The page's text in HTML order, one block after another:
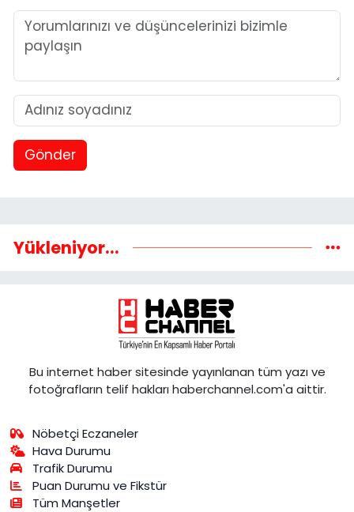
Gönder
Yükleniyor...
Bu internet haber sitesinde yayınlanan tüm yazı ve
fotoğrafların telif hakları haberchannel.com'a aittir.
Nöbetçi Eczaneler
Hava Durumu
Trafik Durumu
Puan Durumu ve Fikstür
Tüm Manşetler